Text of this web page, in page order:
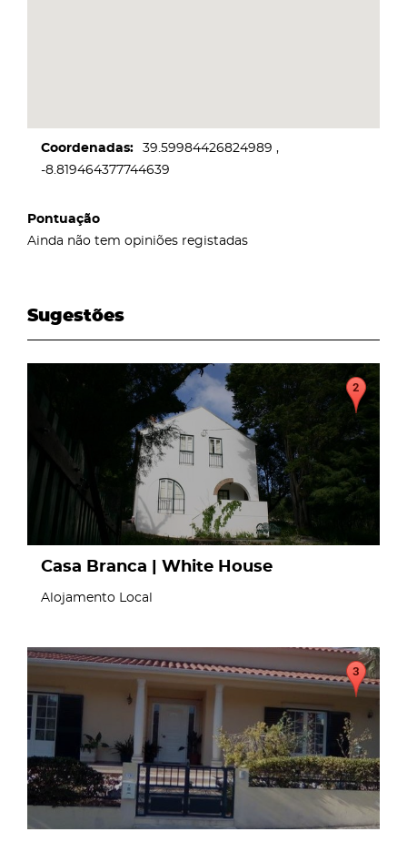
Coordenadas
39.59984426824989
-8.819464377744639
Pontuação
Ainda não tem opiniões registadas
Sugestões
page
Casa Branca | White House
Alojamento Local
page